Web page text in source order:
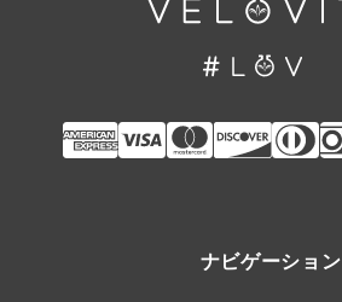
ナビゲーション